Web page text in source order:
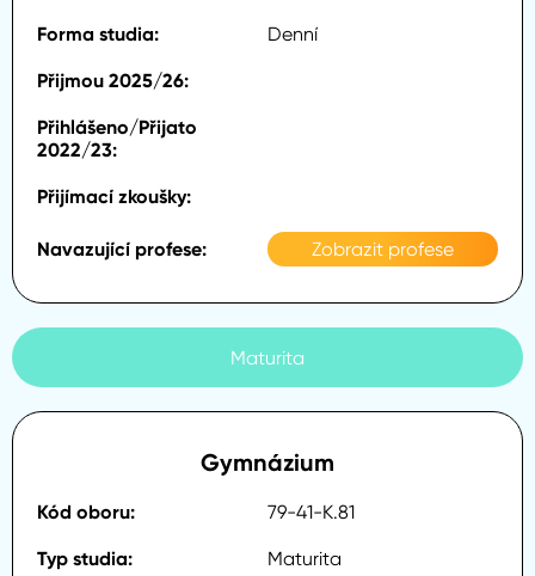
Denní
Zobrazit profese
Maturita
Gymnázium
79-41-K.81
Maturita